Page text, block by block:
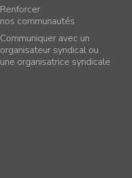
Renforcer
nos communautés
Communiquer avec un
organisateur syndical ou
une organisatrice syndicale